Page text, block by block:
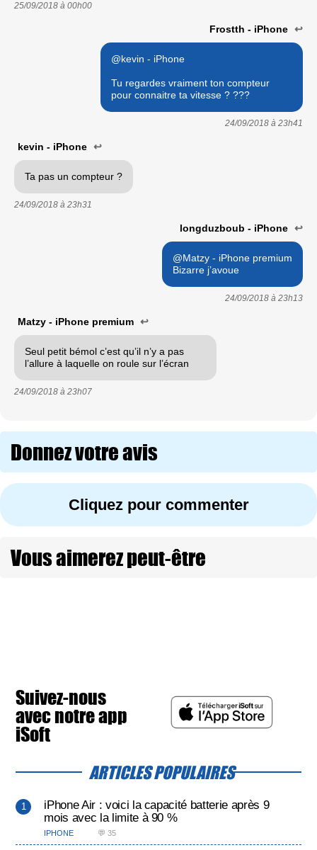
25/09/2018 à 00h00
Frostth - iPhone ↩
@kevin - iPhone
Tu regardes vraiment ton compteur
pour connaitre ta vitesse ? ???
24/09/2018 à 23h41
kevin - iPhone ↩
Ta pas un compteur ?
24/09/2018 à 23h31
longduzboub - iPhone ↩
@Matzy - iPhone premium
Bizarre j’avoue
24/09/2018 à 23h13
Matzy - iPhone premium ↩
Seul petit bémol c’est qu’il n’y a pas
l’allure à laquelle on roule sur l’écran
24/09/2018 à 23h07
Donnez votre avis
Cliquez pour commenter
Vous aimerez peut-être
Suivez-nous
avec notre app
iSoft
ARTICLES POPULAIRES
iPhone Air : voici la capacité batterie après 9
mois avec la limite à 90 %
IPHONE 💬 35